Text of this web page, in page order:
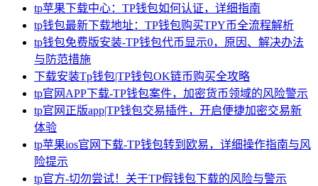
tp苹果下载中心：TP钱包如何认证，详细指南
tp钱包最新下载地址：TP钱包购买TPY币全流程解析
tp钱包免费版安装-TP钱包代币显示0，原因、解决办法
与防范措施
下载安装Tp钱包|TP钱包OK链币购买全攻略
tp官网APP下载-TP钱包案件，加密货币领域的风险警示
tp官网正版app|TP钱包交易插件，开启便捷加密交易新
体验
tp苹果ios官网下载-TP钱包转到欧易，详细操作指南与风
险提示
tp官方-切勿尝试！关于TP假钱包下载的风险与警示